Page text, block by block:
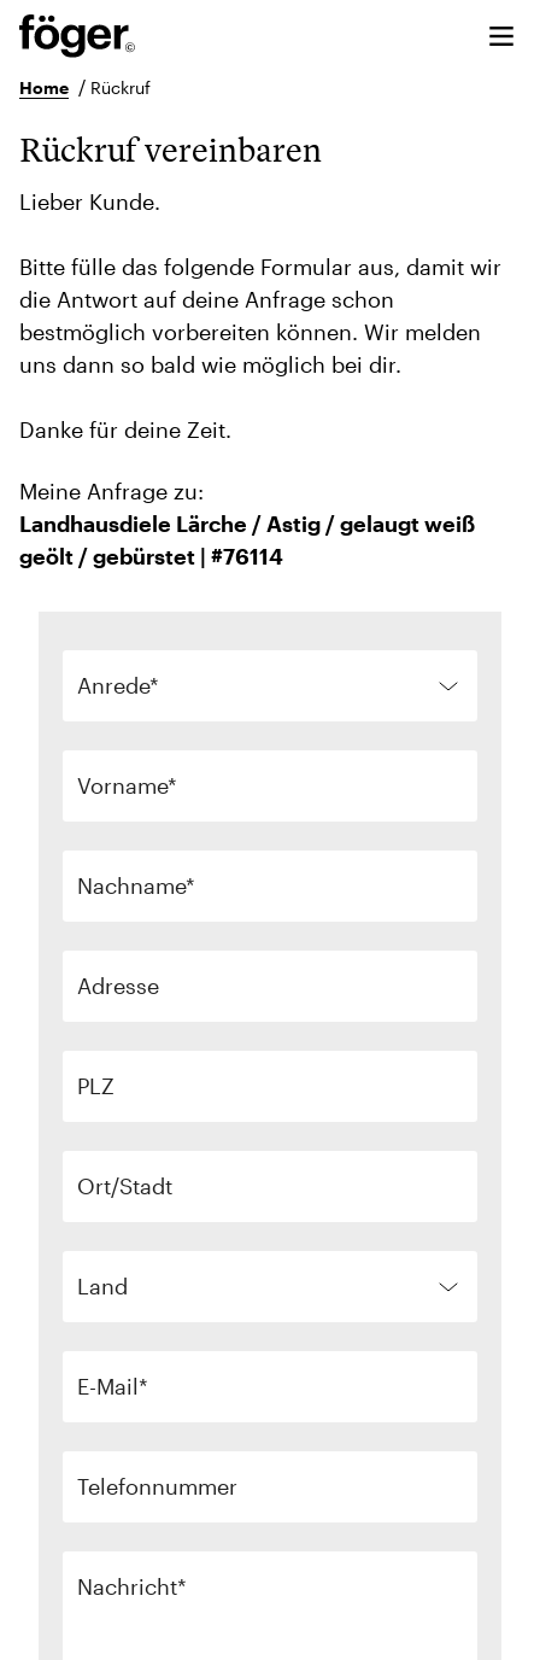
Home / Rückruf
Rückruf vereinbaren
Lieber Kunde.
Bitte fülle das folgende Formular aus, damit wir
die Antwort auf deine Anfrage schon
bestmöglich vorbereiten können. Wir melden
uns dann so bald wie möglich bei dir.
Danke für deine Zeit.
Meine Anfrage zu:
Landhausdiele Lärche / Astig / gelaugt weiß
geölt / gebürstet | #76114
Anrede
Vorname
Nachname
Adresse
PLZ
Ort/Stadt
Land
E-Mail
Telefonnummer
Nachricht